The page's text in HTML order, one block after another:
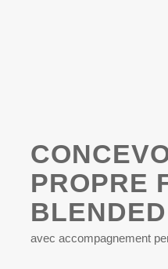
PROPRE
BLENDED
avec accompagnement